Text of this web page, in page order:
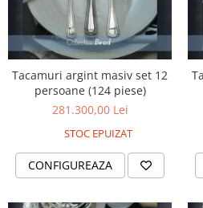
OLD COUNTRY ROSES
PASHMINA
SIGNET PLATINUM
CELESTIAL GOLD
NATURE
CHINOISERIE WHITE
JASPER CONRAN WHITE
GILDED MUSE
WONDERLUST
Tacamuri argint masiv set 12
persoane (124 piese)
281.300,00 Lei
STOC EPUIZAT
CONFIGUREAZA